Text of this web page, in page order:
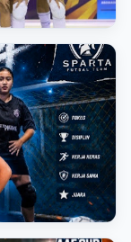
Tanjungpandan